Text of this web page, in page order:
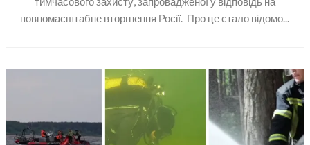
повномасштабне вторгнення Росії. Про це стало відомо...